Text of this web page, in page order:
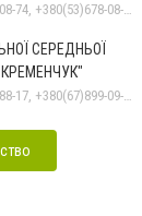
+380(53)678-08-86, +380(53)678-08-74, +380(53)678-08-83, +380(53)678-08-41, +380(53)678-09-05
СЕРЕДНЬОЇ
КРЕМЕНЧУК"
+380(50)426-07-51, +380(73)797-88-17, +380(67)899-09-16